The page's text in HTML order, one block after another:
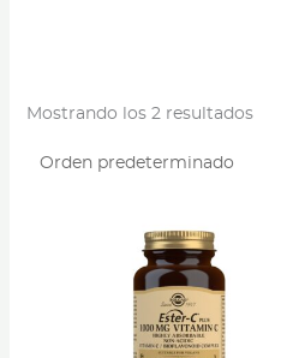
Mostrando los 2 resultados